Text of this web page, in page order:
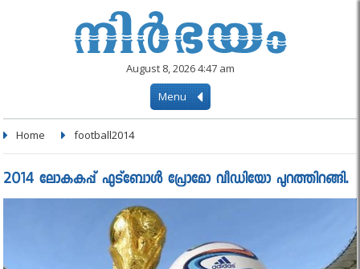
August 8, 2026 4:47 am
Menu
Home football2014
2014 ലോകകപ്പ് ഫുട്ബോള്‍ പ്രോമോ വീഡിയോ പുറത്തിറങ്ങി.